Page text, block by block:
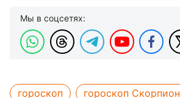
Мы в соцсетях:
гороскоп
гороскоп Скорпион